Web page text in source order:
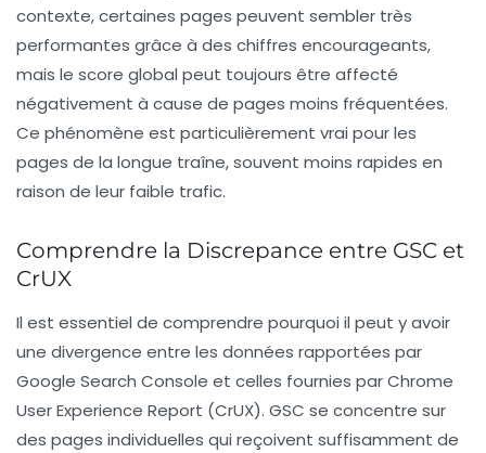
contexte, certaines pages peuvent sembler très
performantes grâce à des chiffres encourageants,
mais le score global peut toujours être affecté
négativement à cause de pages moins fréquentées.
Ce phénomène est particulièrement vrai pour les
pages de la longue traîne, souvent moins rapides en
raison de leur faible trafic.
Comprendre la Discrepance entre GSC et
CrUX
Il est essentiel de comprendre pourquoi il peut y avoir
une divergence entre les données rapportées par
Google Search Console et celles fournies parChrome
User Experience Report (CrUX). GSC se concentre sur
des pages individuelles qui reçoivent suffisamment de